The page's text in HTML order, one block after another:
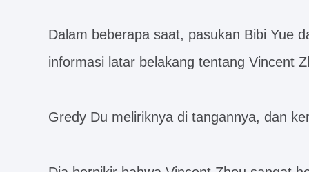
Dalam beberapa saat, pasukan Bibi Yue
informasi latar belakang tentang Vincent
Gredy Du meliriknya di tangannya, dan